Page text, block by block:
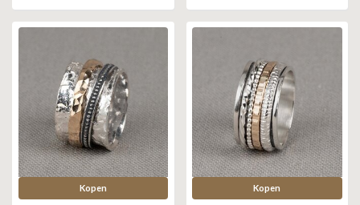
ZAG BIJOUX
KAPTEN & SON
Kopen Kopen